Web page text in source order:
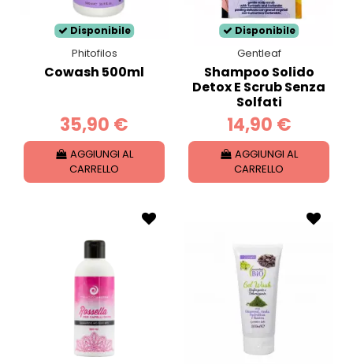
Disponibile
Phitofilos
Cowash 500ml
35,90 €
AGGIUNGI AL
CARRELLO
Disponibile
Gentleaf
Shampoo Solido
Detox E Scrub Senza
Solfati
14,90 €
AGGIUNGI AL
CARRELLO